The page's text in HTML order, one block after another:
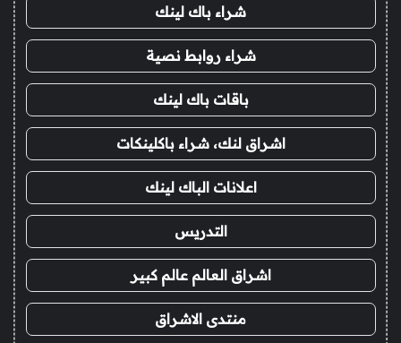
شراء باك لينك
شراء روابط نصية
باقات باك لينك
اشراق لنك، شراء باكلينكات
اعلانات الباك لينك
التدريس
اشراق العالم عالم كبير
منتدى الاشراق